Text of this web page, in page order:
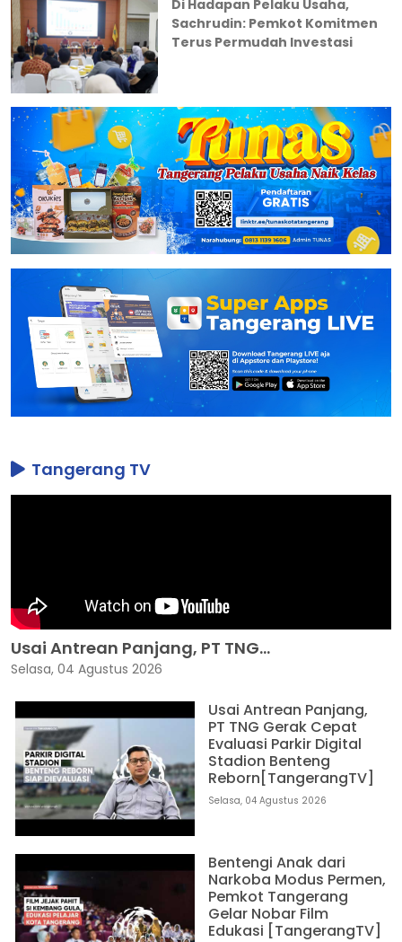
Di Hadapan Pelaku Usaha,
Sachrudin: Pemkot Komitmen
Terus Permudah Investasi
Tangerang TV
Usai Antrean Panjang, PT TNG...
Selasa, 04 Agustus 2026
Usai Antrean Panjang,
PT TNG Gerak Cepat
Evaluasi Parkir Digital
Stadion Benteng
Reborn[TangerangTV]
Selasa, 04 Agustus 2026
Bentengi Anak dari
Narkoba Modus Permen,
Pemkot Tangerang
Gelar Nobar Film
Edukasi [TangerangTV]